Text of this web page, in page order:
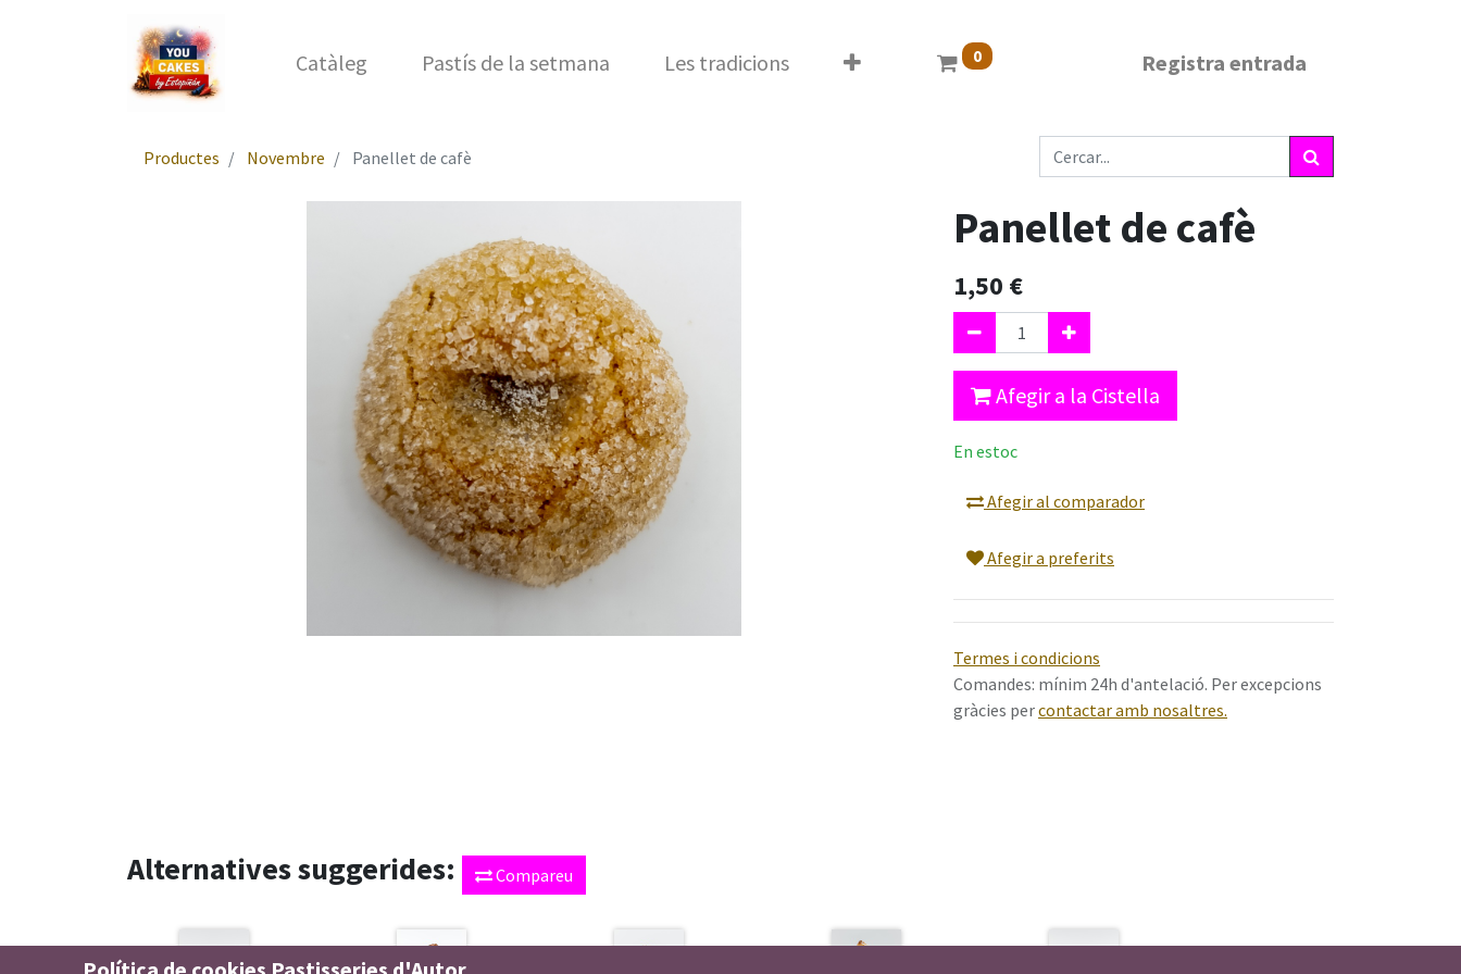
Catàleg Pastís de la setmana Les tradicions 0 Registra entrada
Productes Novembre Panellet de cafè
Panellet de cafè
1,50 €
Afegir a la Cistella
En estoc
Afegir al comparador
Afegir a preferits
Termes i condicions
Comandes: mínim 24h d'antelació. Per excepcions
gràcies percontactar amb nosaltres.
Alternatives suggerides: Compareu